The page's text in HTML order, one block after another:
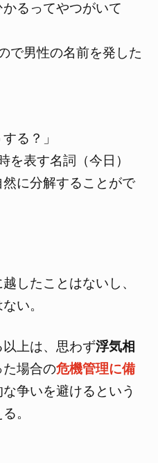
るってやつがいて
で男性の名前を発した
る？」
を表す名詞（今日）
に分解することがで
したことはないし、
い。
上は、思わず浮気相
た場合の危機管理に備
争いを避けるという
。